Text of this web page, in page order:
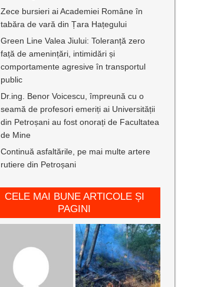
Zece bursieri ai Academiei Române în
tabăra de vară din Țara Hațegului
Green Line Valea Jiului: Toleranță zero
față de amenințări, intimidări și
comportamente agresive în transportul
public
Dr.ing. Benor Voicescu, împreună cu o
seamă de profesori emeriți ai Universității
din Petroșani au fost onorați de Facultatea
de Mine
Continuă asfaltările, pe mai multe artere
rutiere din Petroșani
CELE MAI BUNE ARTICOLE ȘI
PAGINI